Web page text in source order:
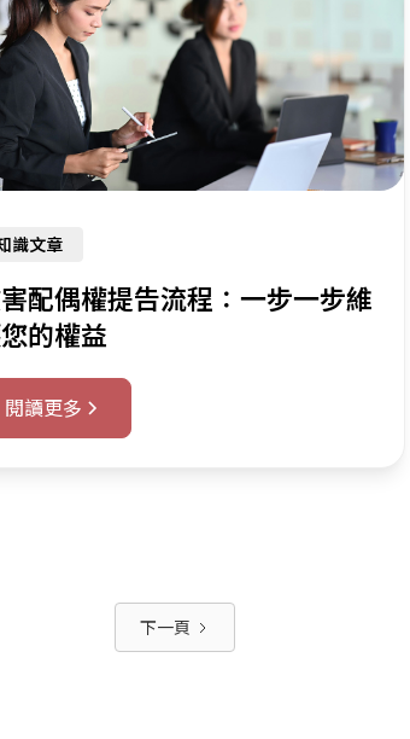
識文章
配偶權提告流程：一步一步維
的權益
閱讀更多
下一頁